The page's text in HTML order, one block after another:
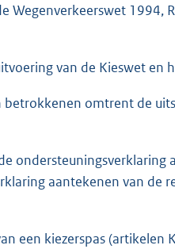
Wegenverkeerswet 1994,
van de Kieswet en
omtrent de
ondersteuningsverklaring
aantekenen van de
een kiezerspas (artikelen